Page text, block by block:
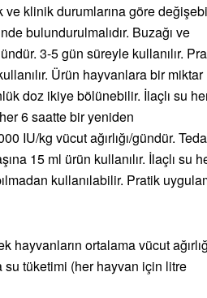
ve klinik durumlarına göre
bulundurulmalıdır. Buzağı ve
3-5 gün süreyle kullanılır.
Ürün hayvanlara bir miktar
doz ikiye bölünebilir. İlaçlı su
6 saatte bir yeniden
IU/kg vücut ağırlığı/gündür.
15 ml ürün kullanılır. İlaçlı su
kullanılabilir. Pratik
hayvanların ortalama vücut
tüketimi (her hayvan için litre